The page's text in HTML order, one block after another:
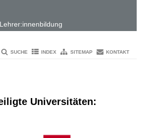
SUCHE INDEX SITEMAP KONTAKT
Universitäten: